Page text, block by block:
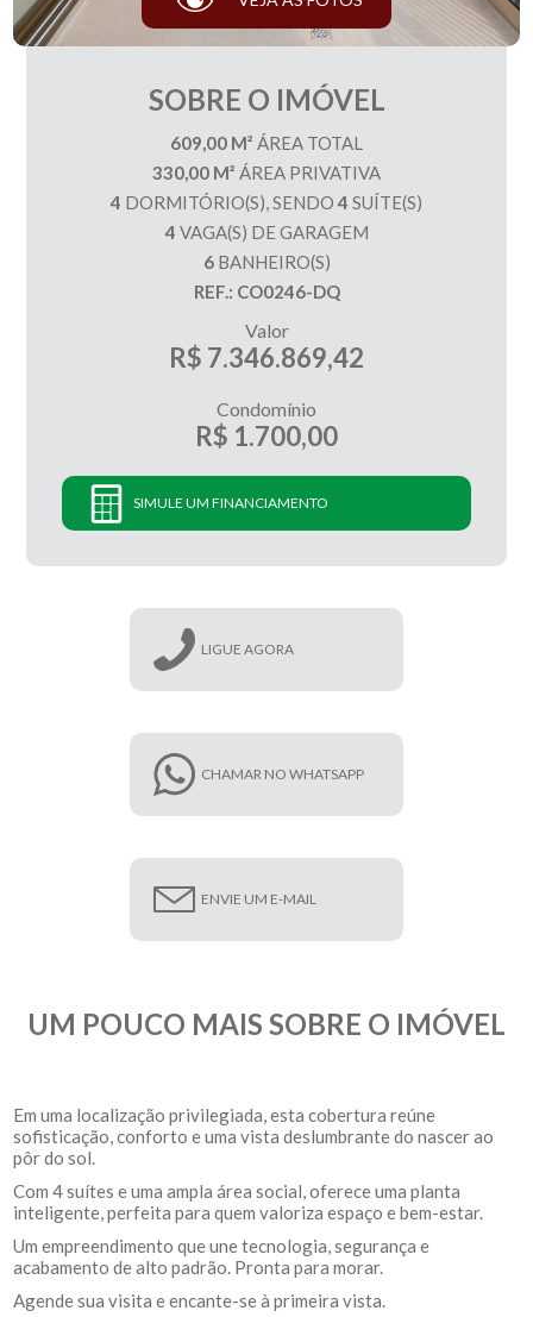
SOBRE O IMÓVEL
609,00 M² ÁREA TOTAL
330,00 M² ÁREA PRIVATIVA
4 DORMITÓRIO(S), SENDO 4 SUÍTE(S)
4 VAGA(S) DE GARAGEM
6BANHEIRO(S)
REF.: CO0246-DQ
Valor
R$ 7.346.869,42
Condomínio
R$ 1.700,00
SIMULE UM FINANCIAMENTO
LIGUE AGORA
CHAMAR NO WHATSAPP
ENVIE UM E-MAIL
UM POUCO MAIS SOBRE O IMÓVEL
Em uma localização privilegiada, esta cobertura reúne
sofisticação, conforto e uma vista deslumbrante do nascer ao
pôr do sol.
Com 4 suítes e uma ampla área social, oferece uma planta
inteligente, perfeita para quem valoriza espaço e bem-estar.
Um empreendimento que une tecnologia, segurança e
acabamento de alto padrão. Pronta para morar.
Agende sua visita e encante-se à primeira vista.